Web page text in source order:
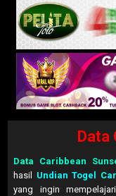
Data
Data Caribbean
hasil Undian Togel
yang ingin